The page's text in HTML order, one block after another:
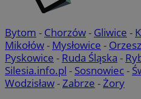
Bytom - Chorzów- Gliwice -
Mikołów- Mysłowice -
Pyskowice - Ruda Śląska -
Silesia.info.pl - Sosnowiec-
Wodzisław-Zabrze -Żory